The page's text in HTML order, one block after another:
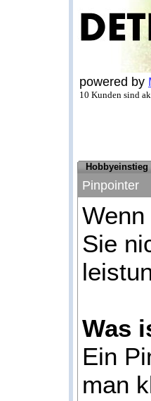
powered by
10 Kunden sind
Hobbyeinstieg
Pinpointer
Sie
Was
Ein
man